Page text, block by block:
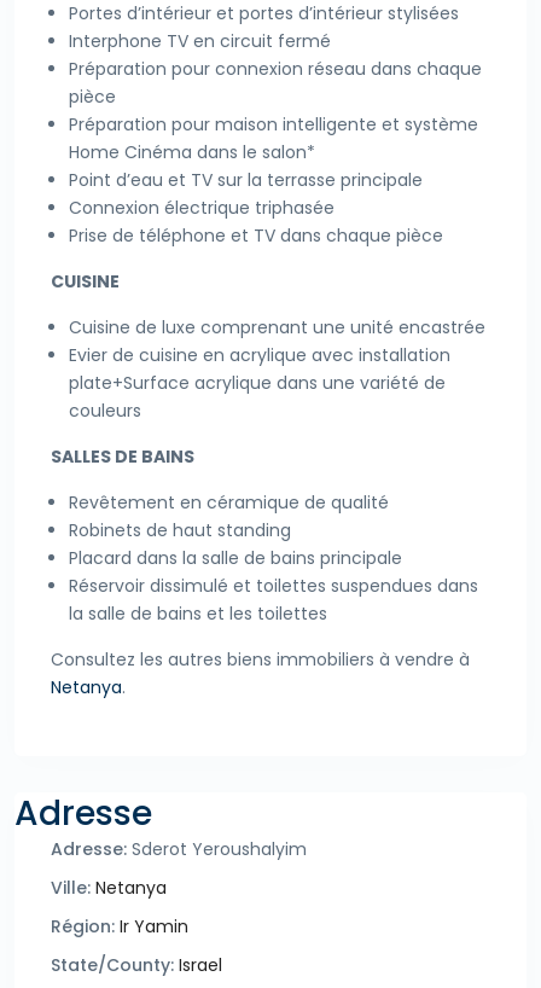
Portes d’intérieur et portes d’intérieur stylisées
Interphone TV en circuit fermé
Préparation pour connexion réseau dans chaque
pièce
Préparation pour maison intelligente et système
Home Cinéma dans le salon*
Point d’eau et TV sur la terrasse principale
Connexion électrique triphasée
Prise de téléphone et TV dans chaque pièce
CUISINE
Cuisine de luxe comprenant une unité encastrée
Evier de cuisine en acrylique avec installation
plate+Surface acrylique dans une variété de
couleurs
SALLES DE BAINS
Revêtement en céramique de qualité
Robinets de haut standing
Placard dans la salle de bains principale
Réservoir dissimulé et toilettes suspendues dans
la salle de bains et les toilettes
Consultez les autres biens immobiliers à vendre à
Netanya.
Adresse
Adresse: Sderot Yeroushalyim
Ville: Netanya
Région: Ir Yamin
State/County: Israel